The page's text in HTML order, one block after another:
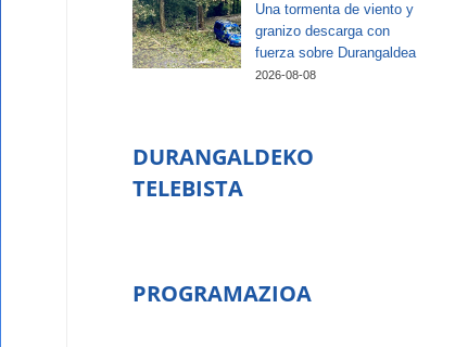
Una tormenta de viento y
granizo descarga con
fuerza sobre Durangaldea
2026-08-08
DURANGALDEKO
TELEBISTA
PROGRAMAZIOA